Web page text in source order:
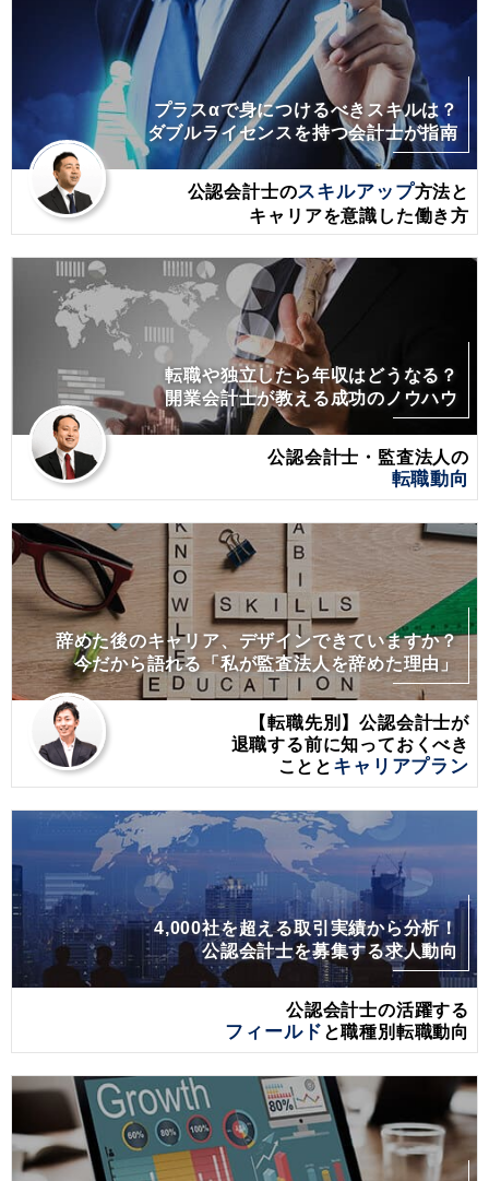
プラスαで身につけるべきスキルは？
ダブルライセンスを持つ会計士が指南
公認会計士のスキルアップ方法と
キャリアを意識した働き方
転職や独立したら年収はどうなる？
開業会計士が教える成功のノウハウ
公認会計士・監査法人の
転職動向
辞めた後のキャリア、デザインできていますか？
今だから語れる「私が監査法人を辞めた理由」
【転職先別】公認会計士が
退職する前に知っておくべき
ことと キャリアプラン
4,000社を超える取引実績から分析！
公認会計士を募集する求人動向
公認会計士の活躍する
フィールド と職種別転職動向